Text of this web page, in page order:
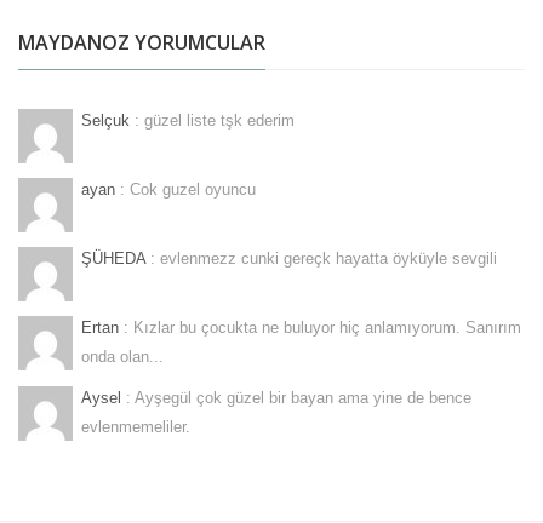
MAYDANOZ YORUMCULAR
Selçuk : güzel liste tşk ederim
ayan : Cok guzel oyuncu
ŞÜHEDA : evlenmezz cunki gereçk hayatta öyküyle sevgili
Ertan : Kızlar bu çocukta ne buluyor hiç anlamıyorum. Sanırım
onda olan...
Aysel : Ayşegül çok güzel bir bayan ama yine de bence
evlenmemeliler.